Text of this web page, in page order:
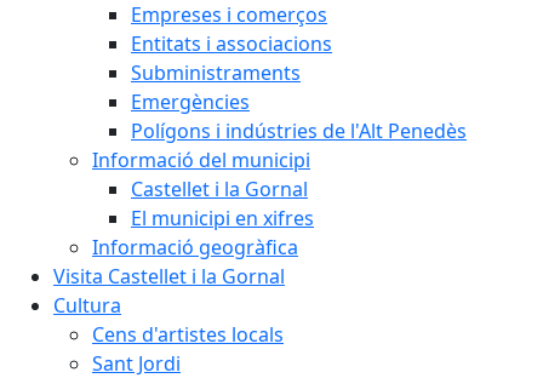
Empreses i comerços
Entitats i associacions
Subministraments
Emergències
Polígons i indústries de l'Alt Penedès
Informació del municipi
Castellet i la Gornal
El municipi en xifres
Informació geogràfica
Visita Castellet i la Gornal
Cultura
Cens d'artistes locals
Sant Jordi